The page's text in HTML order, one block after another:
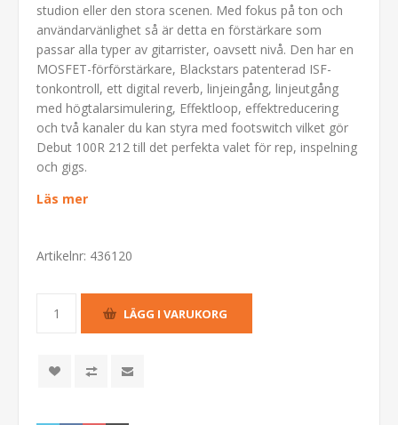
studion eller den stora scenen. Med fokus på ton och
användarvänlighet så är detta en förstärkare som
passar alla typer av gitarrister, oavsett nivå. Den har en
MOSFET-förförstärkare, Blackstars patenterad ISF-
tonkontroll, ett digital reverb, linjeingång, linjeutgång
med högtalarsimulering, Effektloop, effektreducering
och två kanaler du kan styra med footswitch vilket gör
Debut 100R 212 till det perfekta valet för rep, inspelning
och gigs.
Läs mer
Artikelnr: 436120